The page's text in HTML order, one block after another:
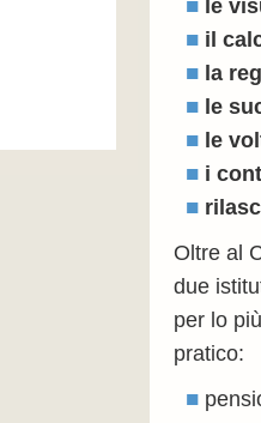
le
il
la
le
le
i
Oltre al
due
per lo
pratico: